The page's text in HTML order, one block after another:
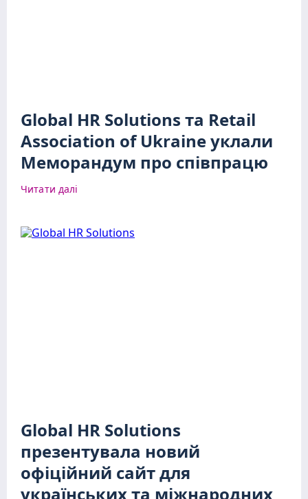
Global HR Solutions та Retail
Association of Ukraine уклали
Меморандум про співпрацю
Читати далі
Global HR Solutions
презентувала новий
офіційний сайт для
українських та міжнародних